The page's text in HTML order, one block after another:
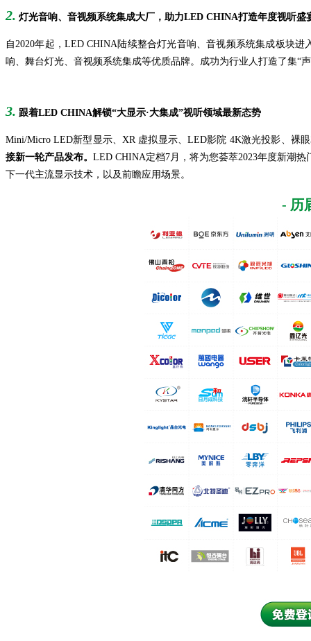
2. 灯光音响、音视频系统集成大厂，助力LED CHINA打造年度视听盛
自2020年起，LED CHINA陆续整合灯光音响、音视频系统集成板块
响、舞台灯光、音视频系统集成等优质品牌。成功为行业人打造了集“
3. 跟着LED CHINA解锁“大显示·大集成”视听领域最新态势
Mini/Micro LED新型显示、XR 虚拟显示、LED影院 4K激光投影、裸
接新一轮产品发布。LED CHINA定档7月，将为您荟萃2023年度新潮
下一代主流显示技术，以及前瞻应用场景。
- 历